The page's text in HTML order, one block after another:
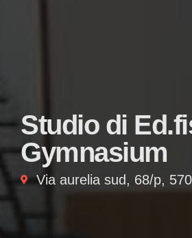
Studio di
Gymnasium
Via aurelia sud, 68/p,